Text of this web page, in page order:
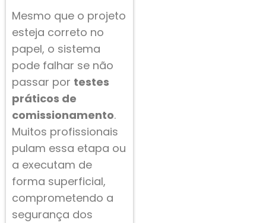
Mesmo que o projeto
esteja correto no
papel, o sistema
pode falhar se não
passar por testes
práticos de
comissionamento.
Muitos profissionais
pulam essa etapa ou
a executam de
forma superficial,
comprometendo a
segurança dos